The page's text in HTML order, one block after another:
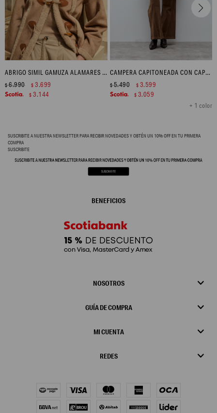
ABRIGO SIMIL GAMUZA ALAMARES - TOSTADO
$6.990 $ 3.699
$ 3.144
CAMPERA CAPITONEADA CON CAPUCHA - TOSTADO
+ 1 color
$5.490 $ 3.599
$ 3.059
SUSCRIBITE A NUESTRA NEWSLETTER PARA RECIBIR NOVEDADES Y OBTÉN UN 10% OFF EN TU PRIMERA
COMPRA
SUSCRIBITE
NOSOTROS
GUÍA DE COMPRA
MI CUENTA
REDES
BENEFICIOS